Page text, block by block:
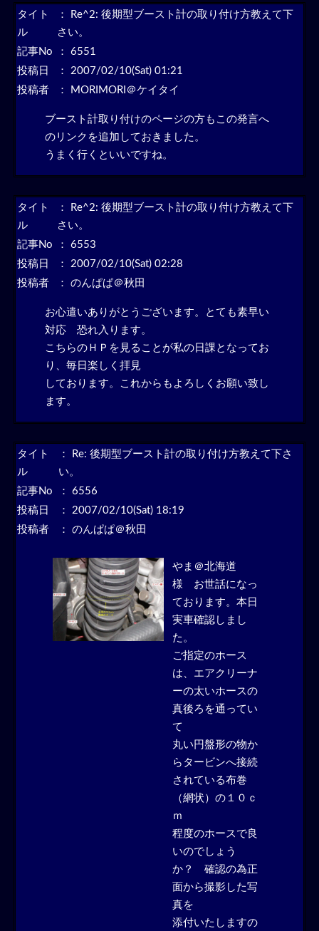
タイト
ル
：
Re^2: 後期型ブースト計の取り付け方教えて下
さい。
記事No
： 6551
投稿日
： 2007/02/10(Sat) 01:21
投稿者
： MORIMORI＠ケイタイ
ブースト計取り付けのページの方もこの発言へ
のリンクを追加しておきました。
うまく行くといいですね。
タイト
ル
：
Re^2: 後期型ブースト計の取り付け方教えて下
さい。
記事No
： 6553
投稿日
： 2007/02/10(Sat) 02:28
投稿者
： のんぱぱ＠秋田
お心遣いありがとうございます。とても素早い
対応 恐れ入ります。
こちらのＨＰを見ることが私の日課となってお
り、毎日楽しく拝見
しております。これからもよろしくお願い致し
ます。
タイト
ル
：
Re: 後期型ブースト計の取り付け方教えて下さ
い。
記事No
： 6556
投稿日
： 2007/02/10(Sat) 18:19
投稿者
： のんぱぱ＠秋田
やま＠北海道
様 お世話になっ
ております。本日
実車確認しまし
た。
ご指定のホース
は、エアクリーナ
ーの太いホースの
真後ろを通ってい
て
丸い円盤形の物か
らタービンへ接続
されている布巻
（網状）の１０ｃ
ｍ
程度のホースで良
いのでしょう
か？ 確認の為正
面から撮影した写
真を
添付いたしますの